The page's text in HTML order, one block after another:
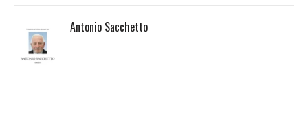
Antonio Sacchetto